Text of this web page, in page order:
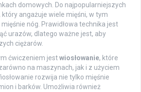
domowych. Do najpopularniejszych
który angażuje wiele mięśni, w tym
nóg. Prawidłowa technika jest
urazów, dlatego ważne jest, aby
ciężarów.
ćwiczeniem jestwiosłowanie, które
na maszynach, jak i z użyciem
rozwija nie tylko mięśnie
i barków. Umożliwia również